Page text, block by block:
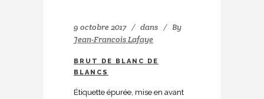
9 octobre 2017 dans
By
Jean-Francois Lafaye
BRUT DE BLANC DE
BLANCS
Étiquette épurée, mise en avant